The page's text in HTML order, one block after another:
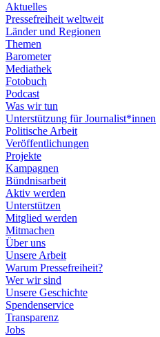
Aktuelles
Pressefreiheit weltweit
Länder und Regionen
Themen
Barometer
Mediathek
Fotobuch
Podcast
Was wir tun
Unterstützung für Journalist*innen
Politische Arbeit
Veröffentlichungen
Projekte
Kampagnen
Bündnisarbeit
Aktiv werden
Unterstützen
Mitglied werden
Mitmachen
Über uns
Unsere Arbeit
Warum Pressefreiheit?
Wer wir sind
Unsere Geschichte
Spendenservice
Transparenz
Jobs